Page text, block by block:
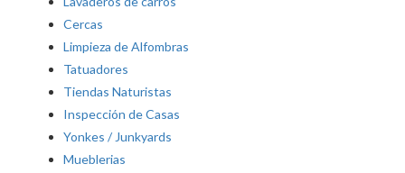
Cercas
Limpieza de Alfombras
Tatuadores
Tiendas Naturistas
Inspección de Casas
Yonkes / Junkyards
Mueblerias